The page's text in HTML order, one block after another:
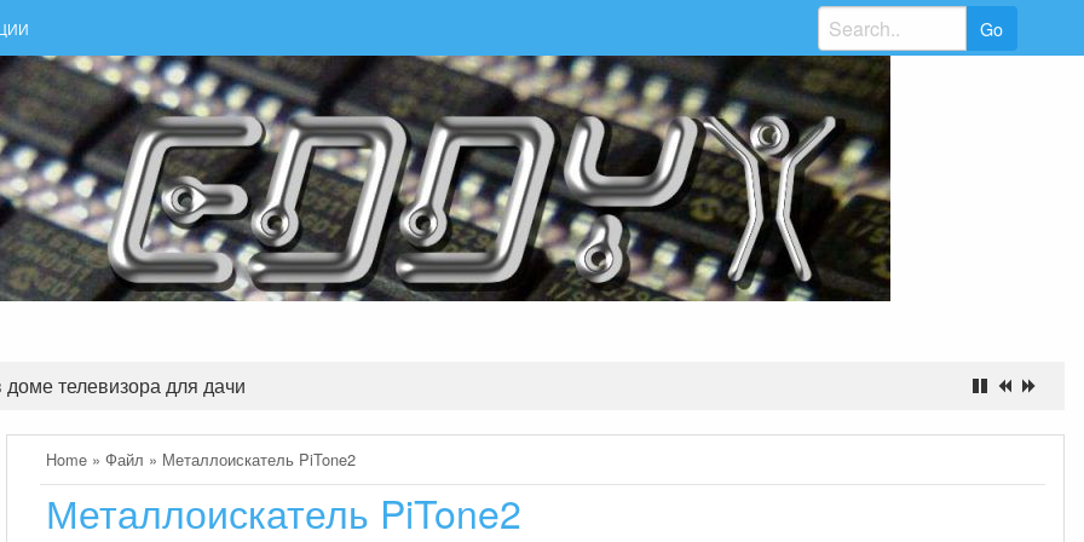
Search
for:
телевизора для дачи
Home» Файл » Металлоискатель PiTone2
Металлоискатель PiTone2